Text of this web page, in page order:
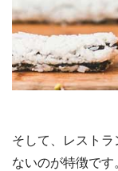
そして、レストラ
ないのが特徴です